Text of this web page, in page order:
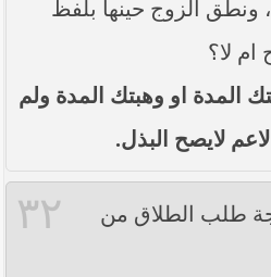
ونطق الزوج حينها بلفظ
ام لا؟
المدة او وهبتك المدة ولم
لايصح البذل.
٣٢
طلب الطلاق من